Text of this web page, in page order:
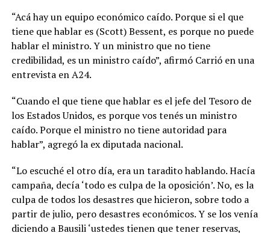
“Acá hay un equipo económico caído. Porque si el que
tiene que hablar es (Scott) Bessent, es porque no puede
hablar el ministro. Y un ministro que no tiene
credibilidad, es un ministro caído”, afirmó Carrió en una
entrevista en A24.
“Cuando el que tiene que hablar es el jefe del Tesoro de
los Estados Unidos, es porque vos tenés un ministro
caído. Porque el ministro no tiene autoridad para
hablar”, agregó la ex diputada nacional.
“Lo escuché el otro día, era un taradito hablando. Hacía
campaña, decía ‘todo es culpa de la oposición’. No, es la
culpa de todos los desastres que hicieron, sobre todo a
partir de julio, pero desastres económicos. Y se los venía
diciendo a Bausili ‘ustedes tienen que tener reservas,